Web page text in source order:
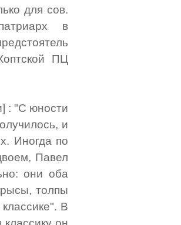
для сов.
в
ПЦ
: "С юности
и
Иногда по
Павел
они оба
толпы
В